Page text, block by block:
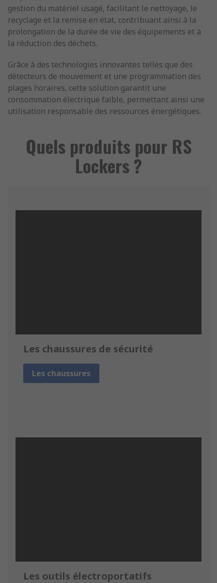
gestion du matériel usagé, facilitant le nettoyage, le
recyclage et la remise en état, contribuant ainsi à la
prolongation de la durée de vie des équipements et à
la réduction des déchets.
Grâce à des technologies innovantes telles que des
détecteurs de mouvement et une programmation des
plages horaires, cette solution garantit une
consommation électrique faible, permettant ainsi une
utilisation responsable des ressources énergétiques.
Quels produits pour RS
Lockers ?
Les chaussures de sécurité
Les chaussures
Les outils électroportatifs